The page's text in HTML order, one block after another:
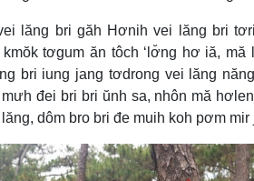
lăng bri găh Hơnih vei lăng bri
tơgum ăn tôch ‘lơ̆ng hơ iă,
bri iung jang tơdrong vei lăng
đei bri bri ŭnh sa, nhôn mă
dôm bro bri đe muih koh pơm mir